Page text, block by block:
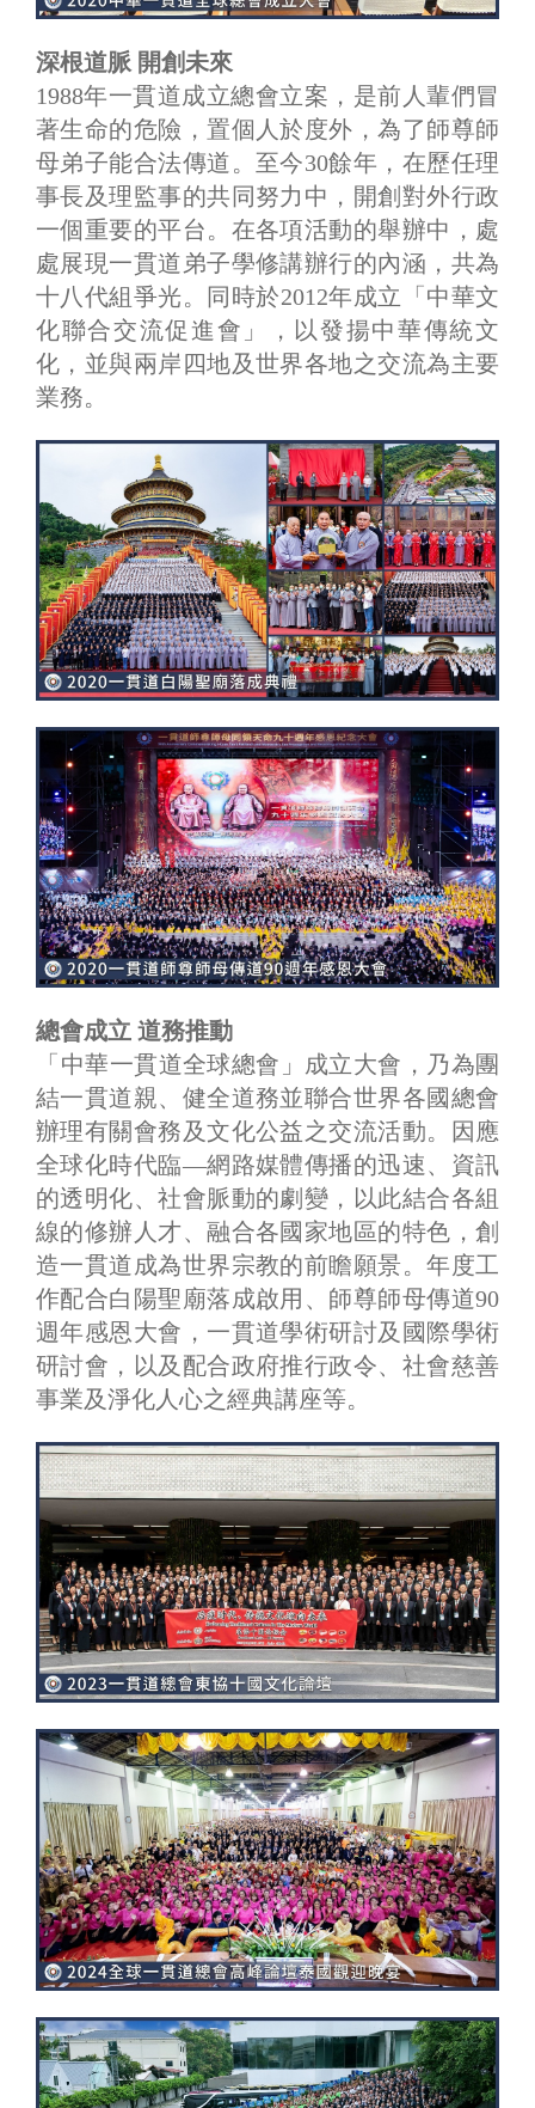
深根道脈 開創未來
​1988年一貫道成立總會立案，是前人輩們冒
著生命的危險，置個人於度外，為了師尊師
母弟子能合法傳道。至今30餘年，在歷任理
事長及理監事的共同努力中，開創對外行政
一個重要的平台。在各項活動的舉辦中，處
處展現一貫道弟子學修講辦行的內涵，共為
十八代組爭光。同時於2012年成立「中華文
化聯合交流促進會」，以發揚中華傳統文
化，並與兩岸四地及世界各地之交流為主要
業務。
​總會成立 道務推動
​「中華一貫道全球總會」成立大會，乃為團
結一貫道親、健全道務並聯合世界各國總會
辦理有關會務及文化公益之交流活動。因應
全球化時代臨―網路媒體傳播的迅速、資訊
的透明化、社會脈動的劇變，以此結合各組
線的修辦人才、融合各國家地區的特色，創
造一貫道成為世界宗教的前瞻願景。年度工
作配合白陽聖廟落成啟用、師尊師母傳道90
週年感恩大會，一貫道學術研討及國際學術
研討會，以及配合政府推行政令、社會慈善
事業及淨化人心之經典講座等。